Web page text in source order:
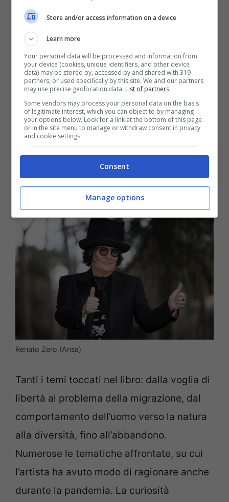
infatti, ha preparato un regalo per tutti i
suoi seguaci: ad un anno e mezzo di
distanza dalla trilogia “Zerosettanta“,
venerdì8 aprileè in programma l’uscita di
Atto di fede “, un lavoro che prevede un
doppio cd ed un libro. Lo stesso
cantautore definisce il suo progetto
un’opera sacra“, un disco con19 brani
e con dei monologhi scritti dallo
Renato Zero (Ansa)
Tanti i temi toccati nel libro: dalla voglia di
libertà al problema della migrazione, dal
comportamento dell’uomo verso la natura
alla diversità, fino all’abbandono.
Numerose le tematiche affrontate, su cui
l’artista ha avuto modo di ragionare anche
durante la pandemia. La curiosità
Store and/or access information on a device
Learn more
Your personal data will be processed and information from
your device (cookies, unique identifiers, and other device
data) may be stored by, accessed by and shared with 319
partners, or used specifically by this site. We and our partners
may use precise geolocation data. List of partners.
Some vendors may process your personal data on the basis
of legitimate interest, which you can object to by managing
your options below. Look for a link at the bottom of this page
or in the site menu to manage or withdraw consent in privacy
and cookie settings.
Consent
Manage options